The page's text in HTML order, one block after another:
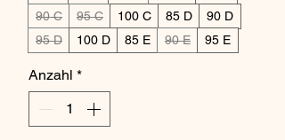
90 C
95 C 100 C 85 D
90 D
95 D
100 D 85 E 90 E 95 E
Anzahl *